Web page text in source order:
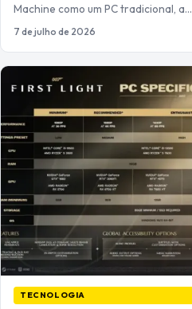
Machine como um PC tradicional, a…
7 de julho de 2026
TECNOLOGIA